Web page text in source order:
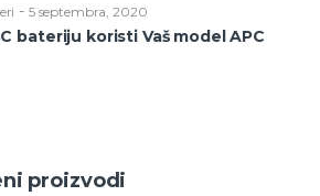
- 5 septembra, 2020
bateriju koristi Vaš model APC
proizvodi